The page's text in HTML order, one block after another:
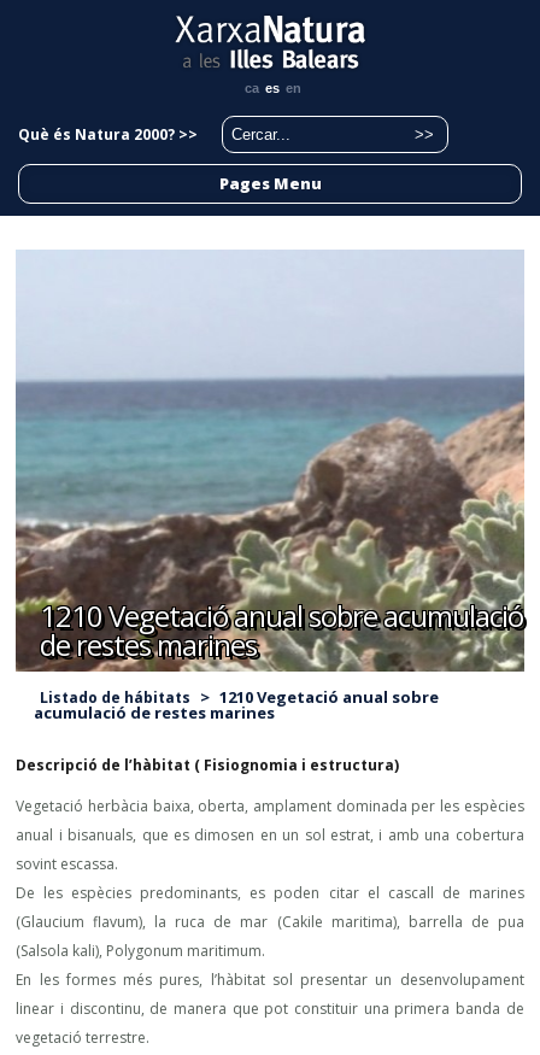
ca es en
Què és Natura 2000? >>
Pages Menu
1210 Vegetació anual sobre acumulació
de restes marines
Listado de hábitats > 1210 Vegetació anual sobre
acumulació de restes marines
Descripció de l’hàbitat ( Fisiognomia i estructura)
Vegetació herbàcia baixa, oberta, amplament dominada per les espècies
anual i bisanuals, que es dimosen en un sol estrat, i amb una cobertura
sovint escassa.
De les espècies predominants, es poden citar el cascall de marines
(Glaucium flavum), la ruca de mar (Cakile maritima), barrella de pua
(Salsola kali), Polygonum maritimum.
En les formes més pures, l’hàbitat sol presentar un desenvolupament
linear i discontinu, de manera que pot constituir una primera banda de
vegetació terrestre.